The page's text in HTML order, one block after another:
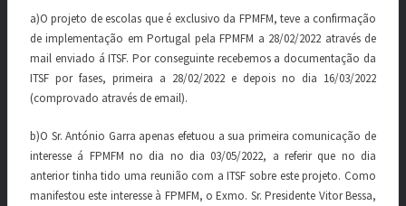
a)O projeto de escolas que é exclusivo da FPMFM, teve a confirmação
de implementação em Portugal pela FPMFM a 28/02/2022 através de
mail enviado á ITSF. Por conseguinte recebemos a documentação da
ITSF por fases, primeira a 28/02/2022 e depois no dia 16/03/2022
(comprovado através de email).
b)O Sr. António Garra apenas efetuou a sua primeira comunicação de
interesse á FPMFM no dia no dia 03/05/2022, a referir que no dia
anterior tinha tido uma reunião com a ITSF sobre este projeto. Como
manifestou este interesse à FPMFM, o Exmo. Sr. Presidente Vitor Bessa,